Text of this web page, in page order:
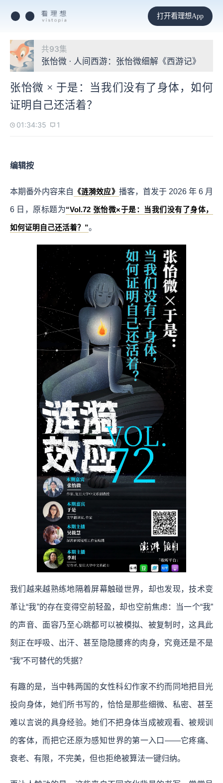
打开看理想App
共93集
张怡微 · 人间西游：张怡微细解《西游记》
张怡微 × 于是：当我们没有了身体，如何
证明自己还活着？
01:34:35 1
编辑按
本期番外内容来自 《涟漪效应》 播客，首发于 2026 年 6 月
6 日，原标题为“Vol.72 张怡微×于是：当我们没有了身体，
如何证明自己还活着？”。
我们越来越熟练地隔着屏幕触碰世界，却也发现，技术变
革让“我”的存在变得空前轻盈，却也空前焦虑：当一个“我”
的声音、面容乃至心跳都可以被模拟、被复制时，这具此
刻正在呼吸、出汗、甚至隐隐腰疼的肉身，究竟还是不是
“我”不可替代的凭据？
有趣的是，当中韩两国的女性科幻作家不约而同地把目光
投向身体，她们所书写的，恰恰是那些细微、私密、甚至
难以言说的具身经验。她们不把身体当成被观看、被规训
的客体，而把它还原为感知世界的第一入口——它疼痛、
衰老、有限，不完美，但也拒绝被算法一键归纳。